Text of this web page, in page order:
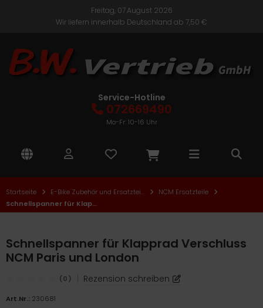
Freitag, 07.August 2026
Wir liefern innerhalb Deutschland ab 7,50 €
Service-Hotline
072669490
Mo-Fr: 10-16 Uhr
Startseite E-Bike Zubehör und Ersatzteile
NCM Ersatzteile
Schnellspanner für Klapprad Verschluss NCM Paris und London
Schnellspanner für Klapprad Verschluss
NCM Paris und London
(0) Rezension schreiben
Art.Nr.: 230681
ALLES ANZEIGEN AUS E-BIKES
und Jugend E-Bikes
ALLES ANZEIGEN AUS ELEKTROROLLER
ALLES ANZEIGEN AUS E-ROLLER ZUBEHÖR UND
Mechanik
Verkleidung
One
Biker